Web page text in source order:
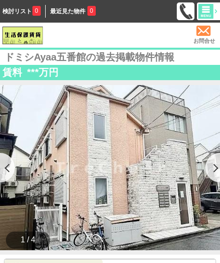
検討リスト 0 最近見た物件 0
お問合せ
ドミシAyaa五番館の過去掲載物件情報
賃料 ***万円
1 / 4